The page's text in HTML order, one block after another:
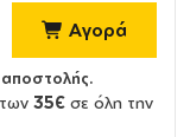
Αγορά
αποστολής.
των35€ σε όλη την